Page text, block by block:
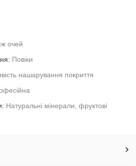
очей
Повіки
нашарування покриття
Натуральні мінерали, фруктові